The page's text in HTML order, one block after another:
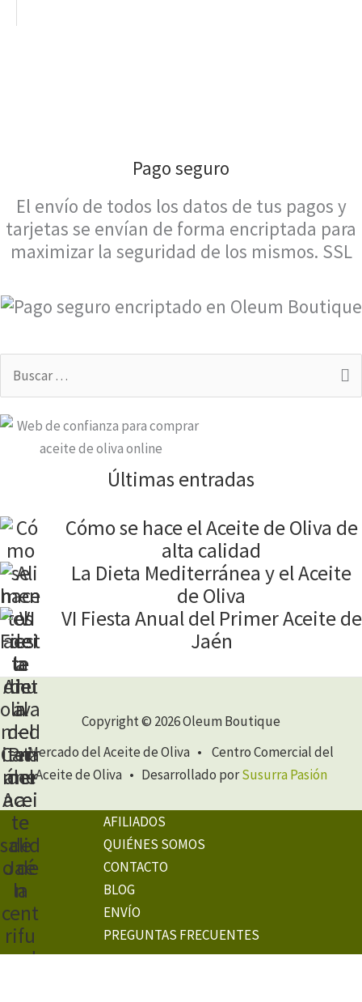
Pago seguro
El envío de todos los datos de tus pagos y
tarjetas se envían de forma encriptada para
maximizar la seguridad de los mismos. SSL
Últimas entradas
Cómo se hace el Aceite de Oliva de
alta calidad
La Dieta Mediterránea y el Aceite
de Oliva
VI Fiesta Anual del Primer Aceite de
Jaén
Copyright © 2026 Oleum Boutique
Mercado del Aceite de Oliva • Centro Comercial del
Aceite de Oliva • Desarrollado porSusurra Pasión
AFILIADOS
QUIÉNES SOMOS
CONTACTO
BLOG
ENVÍO
PREGUNTAS FRECUENTES